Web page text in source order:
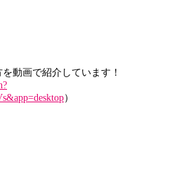
動画で紹介しています！
）